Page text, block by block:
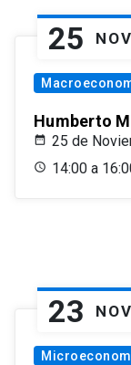
25 NOV
Humberto
25 de
14:00 a
23 NOV